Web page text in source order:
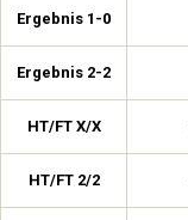
Ergebnis 1-0
Ergebnis 2-2
HT/FT X/X
HT/FT 2/2